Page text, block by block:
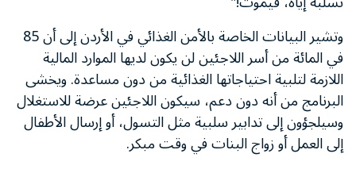
وتشير البيانات الخاصة بالأمن الغذائي في الأردن إلى أن 85
في المائة من أسر اللاجئين لن يكون لديها الموارد المالية
اللازمة لتلبية احتياجاتها الغذائية من دون مساعدة. ويخشى
البرنامج من أنه دون دعم، سيكون اللاجئين عرضة للاستغلال
وسيلجؤون إلى تدابير سلبية مثل التسول، أو إرسال الأطفال
إلى العمل أو زواج البنات في وقت مبكر.